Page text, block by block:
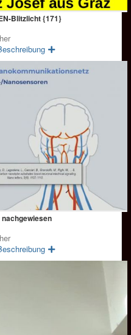
Blitzlicht {171}
nachgewiesen